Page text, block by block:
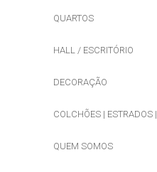
QUARTOS
HALL / ESCRITÓRIO
DECORAÇÃO
COLCHÕES | ESTRADOS
QUEM SOMOS